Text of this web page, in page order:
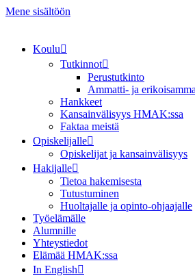
Mene sisältöön
Koulu
Tutkinnot
Perustutkinto
Ammatti- ja
Hankkeet
Kansainvälisyys HMAK:ssa
Faktaa meistä
Opiskelijalle
Opiskelijat ja kansainvälisyys
Hakijalle
Tietoa hakemisesta
Tutustuminen
Huoltajalle ja opinto-ohjaajalle
Työelämälle
Alumnille
Yhteystiedot
Elämää HMAK:ssa
In English